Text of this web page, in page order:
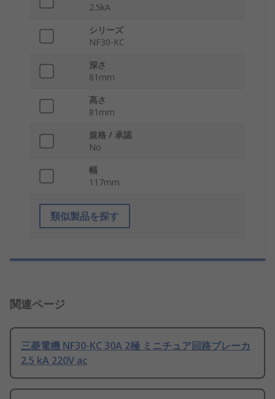
2.5kA
シリーズ
NF30-KC
深さ
81mm
高さ
81mm
規格 / 承認
No
幅
117mm
類似製品を探す
関連ページ
三菱電機 NF30-KC 30A 2極 ミニチュア回路ブレーカ
2.5 kA 220V ac